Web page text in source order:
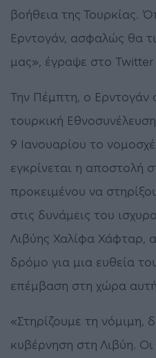
βοήθεια της Τουρκίας.
Ερντογάν, ασφαλώς θα
μας», έγραψε στο Twitter
Την Πέμπτη, ο Ερντογάν
τουρκική
9 Ιανουαρίου το
εγκρίνεται η αποστολή
προκειμένου να
στις δυνάμεις του
Λιβύης Χαλίφα Χάφταρ,
δρόμο για μια ευθεία
επέμβαση στη χώρα
«Στηρίζουμε τη νόμιμη,
κυβέρνηση στη Λιβύη.